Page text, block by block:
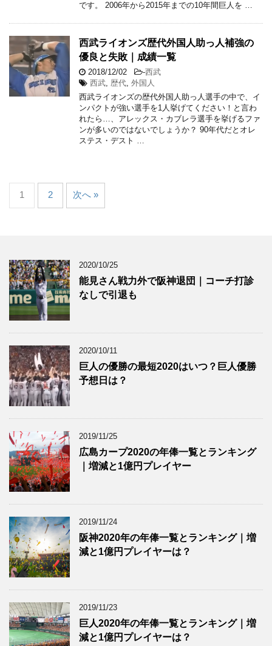
です。 2006年から2015年までの10年間巨人を …
西武ライオンズ歴代外国人助っ人補強の
優良と失敗｜成績一覧
2018/12/02 -西武
西武 歴代 外国人
西武ライオンズの歴代外国人助っ人選手の中で、イ
ンパクトが強い選手を1人挙げてください！と言わ
れたら…、アレックス・カブレラ選手を挙げるファ
ンが多いのではないでしょうか？ 90年代だとオレ
ステス・デスト …
1 2 次へ »
2020/10/25
能見さん戦力外で阪神退団｜コーチ打診
なしで引退も
2020/10/11
巨人の優勝の最短2020はいつ？巨人優勝
予想日は？
2019/11/25
広島カープ2020の年俸一覧とランキング
｜増減と1億円プレイヤー
2019/11/24
阪神2020年の年俸一覧とランキング｜増
減と1億円プレイヤーは？
2019/11/23
巨人2020年の年俸一覧とランキング｜増
減と1億円プレイヤーは？